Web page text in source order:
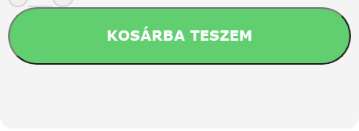
KOSÁRBA TESZEM